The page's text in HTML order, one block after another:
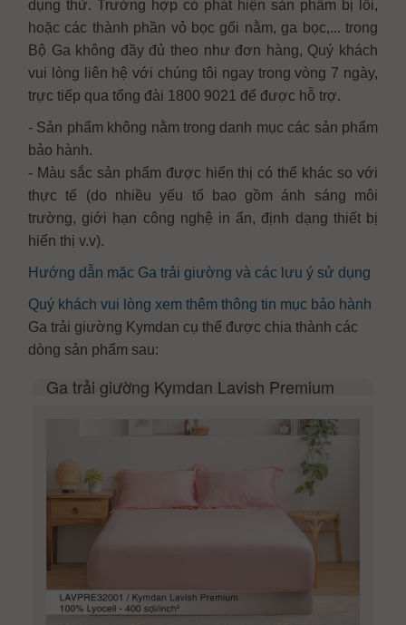
dụng thử. Trường hợp có phát hiện sản phẩm bị lỗi,
hoặc các thành phần vỏ bọc gối nằm, ga bọc,... trong
Bộ Ga không đầy đủ theo như đơn hàng, Quý khách
vui lòng liên hệ với chúng tôi ngay trong vòng 7 ngày,
trực tiếp qua tổng đài 1800 9021 để được hỗ trợ.
- Sản phẩm không nằm trong danh mục các sản phẩm
bảo hành.
- Màu sắc sản phẩm được hiển thị có thể khác so với
thực tế (do nhiều yếu tố bao gồm ánh sáng môi
trường, giới hạn công nghệ in ấn, định dạng thiết bị
hiển thị v.v).
Hướng dẫn mặc Ga trải giường và các lưu ý sử dụng
Quý khách vui lòng xem thêm thông tin mục bảo hành
Ga trải giường Kymdan cụ thể được chia thành các
dòng sản phẩm sau:
Ga trải giường Kymdan Lavish Premium